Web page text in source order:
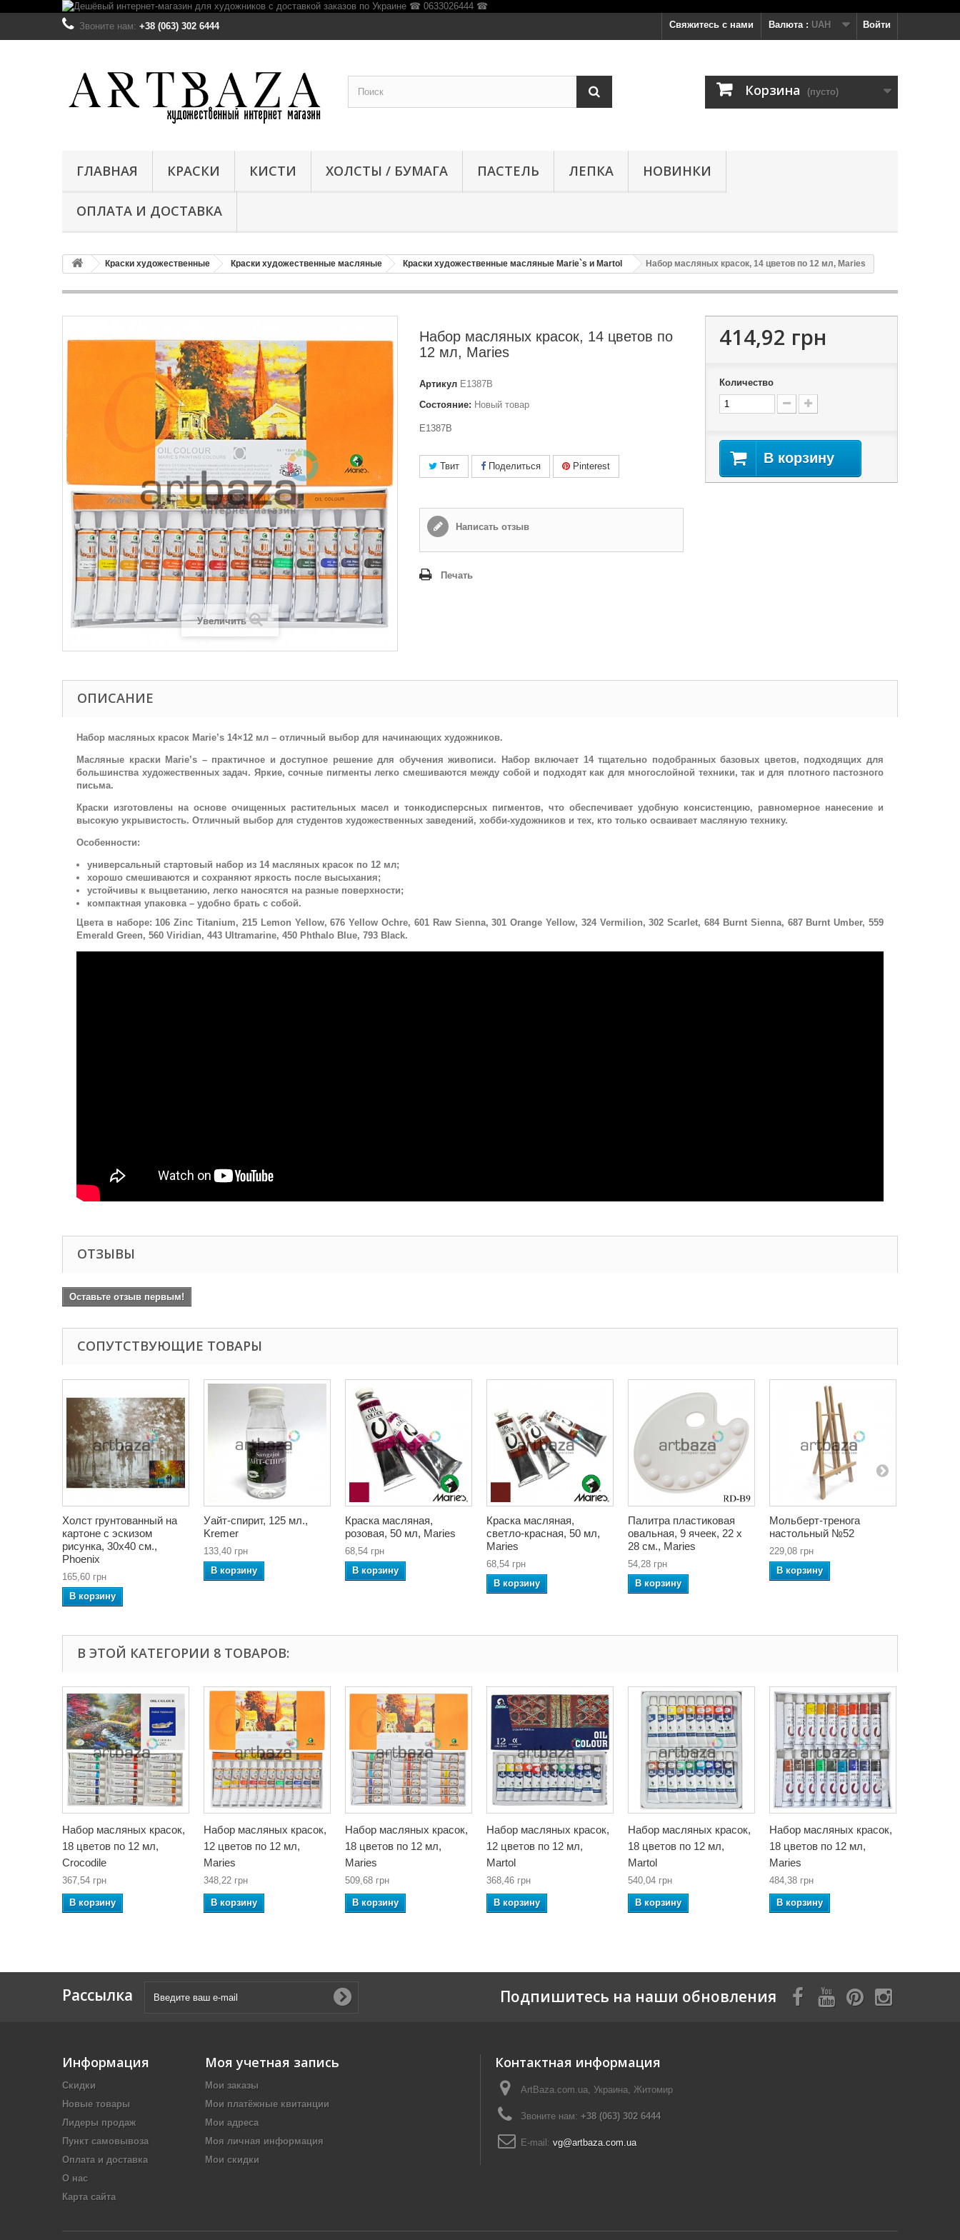
Войти
Валюта : UAH
Свяжитесь с нами
Звоните нам: +38 (063) 302 6444
Корзина (пусто)
ГЛАВНАЯ КРАСКИ КИСТИ ХОЛСТЫ / БУМАГА ПАСТЕЛЬ ЛЕПКА НОВИНКИ
ОПЛАТА И ДОСТАВКА
Краски художественные Краски художественные масляные Краски художественные масляные Marie`s и Martol Набор масляных красок, 14 цветов по 12 мл, Maries
Увеличить
Набор масляных красок, 14 цветов по
12 мл, Maries
Артикул E1387B
Состояние: Новый товар
E1387B
Твит Поделиться Pinterest
Написать отзыв
Печать
414,92 грн
Количество
В корзину
ОПИСАНИЕ
Набор масляных красок Marie’s 14×12 мл – отличный выбор для начинающих художников.
Масляные краски Marie’s – практичное и доступное решение для обучения живописи. Набор включает 14 тщательно подобранных базовых цветов, подходящих для
большинства художественных задач. Яркие, сочные пигменты легко смешиваются между собой и подходят как для многослойной техники, так и для плотного пастозного
письма.
Краски изготовлены на основе очищенных растительных масел и тонкодисперсных пигментов, что обеспечивает удобную консистенцию, равномерное нанесение и
высокую укрывистость. Отличный выбор для студентов художественных заведений, хобби-художников и тех, кто только осваивает масляную технику.
Особенности:
универсальный стартовый набор из 14 масляных красок по 12 мл;
хорошо смешиваются и сохраняют яркость после высыхания;
устойчивы к выцветанию, легко наносятся на разные поверхности;
компактная упаковка – удобно брать с собой.
Цвета в наборе: 106 Zinc Titanium, 215 Lemon Yellow, 676 Yellow Ochre, 601 Raw Sienna, 301 Orange Yellow, 324 Vermilion, 302 Scarlet, 684 Burnt Sienna, 687 Burnt Umber, 559
Emerald Green, 560 Viridian, 443 Ultramarine, 450 Phthalo Blue, 793 Black.
ОТЗЫВЫ
Оставьте отзыв первым!
СОПУТСТВУЮЩИЕ ТОВАРЫ
Холст грунтованный на
картоне с эскизом
рисунка, 30x40 см.,
Phoenix
165,60 грн
В корзину
Уайт-спирит, 125 мл.,
Kremer
133,40 грн
В корзину
Краска масляная,
розовая, 50 мл, Maries
68,54 грн
В корзину
Краска масляная,
светло-красная, 50 мл,
Maries
68,54 грн
В корзину
Палитра пластиковая
овальная, 9 ячеек, 22 x
28 см., Maries
54,28 грн
В корзину
Мольберт-тренога
настольный №52
229,08 грн
В корзину
В ЭТОЙ КАТЕГОРИИ 8 ТОВАРОВ:
Набор масляных красок,
18 цветов по 12 мл,
Crocodile
367,54 грн
В корзину
Набор масляных красок,
12 цветов по 12 мл,
Maries
348,22 грн
В корзину
Набор масляных красок,
18 цветов по 12 мл,
Maries
509,68 грн
В корзину
Набор масляных красок,
12 цветов по 12 мл,
Martol
368,46 грн
В корзину
Набор масляных красок,
18 цветов по 12 мл,
Martol
540,04 грн
В корзину
Набор масляных красок,
18 цветов по 12 мл,
Maries
484,38 грн
В корзину
Рассылка Подпишитесь на наши обновления
Информация
Скидки
Новые товары
Лидеры продаж
Пункт самовывоза
Оплата и доставка
О нас
Карта сайта
Моя учетная запись
Мои заказы
Мои платёжные квитанции
Мои адреса
Моя личная информация
Мои скидки
Контактная информация
ArtBaza.com.ua, Украина, Житомир
Звоните нам: +38 (063) 302 6444
E-mail: vg@artbaza.com.ua